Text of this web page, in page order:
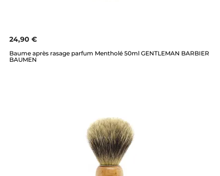
24,90 €
Baume après rasage parfum Mentholé 50ml GENTLEMAN BARBIER
BAUMEN